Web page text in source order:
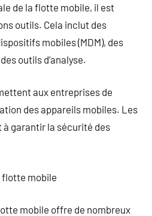
de la flotte mobile, il est
outils. Cela inclut des
mobiles (MDM), des
outils d’analyse.
aux entreprises de
des appareils mobiles. Les
garantir la sécurité des
flotte mobile
mobile offre de nombreux